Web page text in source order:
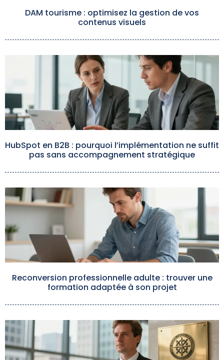
DAM tourisme : optimisez la gestion de vos
contenus visuels
HubSpot en B2B : pourquoi l’implémentation ne suffit
pas sans accompagnement stratégique
Reconversion professionnelle adulte : trouver une
formation adaptée à son projet